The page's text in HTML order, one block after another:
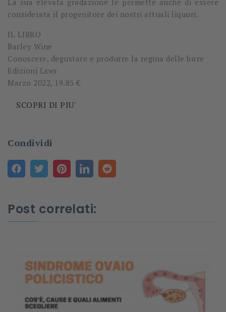
La sua elevata gradazione le permette anche di essere
considerata il progenitore dei nostri attuali liquori.
IL LIBRO
Barley Wine
Conoscere, degustare e produrre la regina delle birre
Edizioni Lswr
Marzo 2022, 19.85 €
SCOPRI DI PIU'
Condividi
Post correlati: